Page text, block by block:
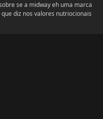
se a midway eh uma marca
diz nos valores nutriocionais